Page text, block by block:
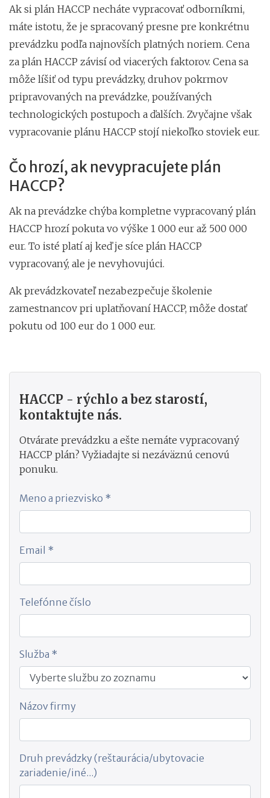
Ak si plán HACCP necháte vypracovať odborníkmi,
máte istotu, že je spracovaný presne pre konkrétnu
prevádzku podľa najnovších platných noriem. Cena
za plán HACCP závisí od viacerých faktorov. Cena sa
môže líšiť od typu prevádzky, druhov pokrmov
pripravovaných na prevádzke, používaných
technologických postupoch a ďalších. Zvyčajne však
vypracovanie plánu HACCP stojí niekoľko stoviek eur.
Čo hrozí, ak nevypracujete plán
HACCP?
Ak na prevádzke chýba kompletne vypracovaný plán
HACCP hrozí pokuta vo výške 1 000 eur až 500 000
eur. To isté platí aj keď je síce plán HACCP
vypracovaný, ale je nevyhovujúci.
Ak prevádzkovateľ nezabezpečuje školenie
zamestnancov pri uplatňovaní HACCP, môže dostať
pokutu od 100 eur do 1 000 eur.
HACCP - rýchlo a bez starostí,
kontaktujte nás.
Otvárate prevádzku a ešte nemáte vypracovaný
HACCP plán? Vyžiadajte si nezáväznú cenovú
ponuku.
Meno a priezvisko *
Email *
Telefónne číslo
Služba *
Názov firmy
Druh prevádzky (reštaurácia/ubytovacie
zariadenie/iné...)